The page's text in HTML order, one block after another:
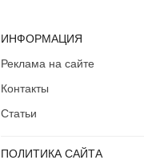
ИНФОРМАЦИЯ
Реклама на сайте
Контакты
Статьи
ПОЛИТИКА САЙТА